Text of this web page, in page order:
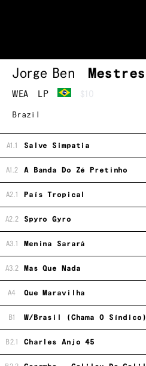
Jorge Ben
WEA LP $10
Brazil
A1.1 Salve Simpatia
A1.2 A Banda Do Zé Pretinho
A2.1 País Tropical
A2.2 Spyro Gyro
A3.1 Menina Sarará
A3.2 Mas Que Nada
A4 Que Maravilha
B1 W/Brasil (Chama O Síndico)
B2.1 Charles Anjo 45